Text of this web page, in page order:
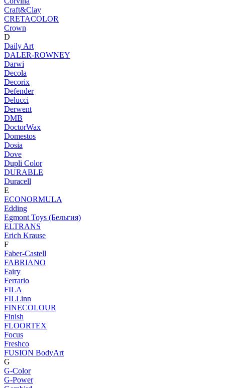
Craft&Clay
CRETACOLOR
Crown
D
Daily Art
DALER-ROWNEY
Darwi
Decola
Decorix
Defender
Delucci
Derwent
DMB
DoctorWax
Domestos
Dosia
Dove
Dupli Color
DURABLE
Duracell
E
ECONORMULA
Edding
Egmont Toys (Бельгия)
ELTRANS
Erich Krause
F
Faber-Castell
FABRIANO
Fairy
Ferrario
FILA
FILLinn
FINECOLOUR
Finish
FLOORTEX
Focus
Freshco
FUSION BodyArt
G
G-Color
G-Power